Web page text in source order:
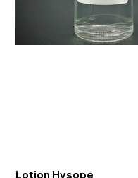
Lotion Hysope